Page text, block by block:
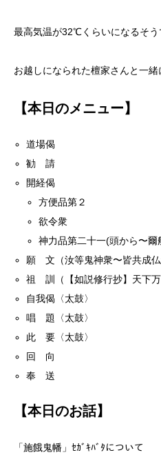
最高気温が32℃くらいになるそう
お越しになられた檀家さんと一緒
【本日のメニュー】
道場偈
勧 請
開経偈
方便品第２
欲令衆
神力品第二十一(頭から〜爾
願 文（汝等鬼神衆〜皆共成
祖 訓（【如説修行抄】天下万
自我偈〈太鼓〉
唱 題〈太鼓〉
此 要〈太鼓〉
回 向
奉 送
【本日のお話】
「施餓鬼幡」ｾｶﾞｷﾊﾞﾀについて